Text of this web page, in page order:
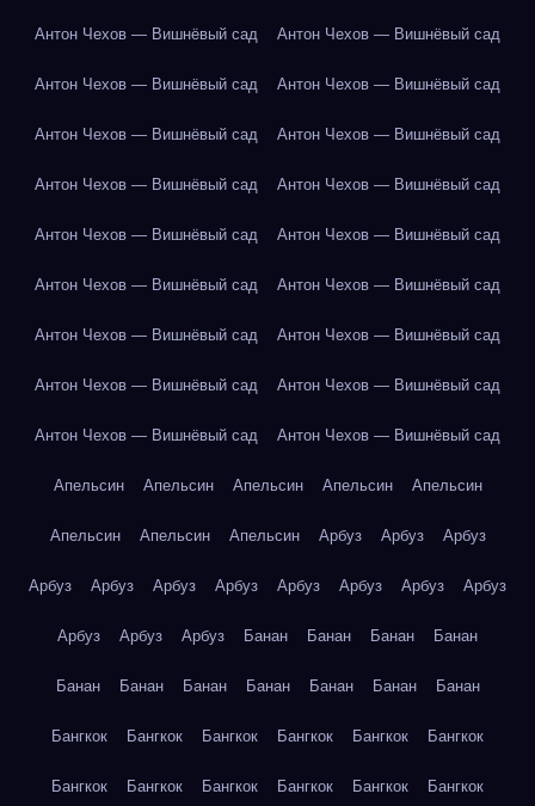
Антон Чехов — Вишнёвый сад Антон Чехов — Вишнёвый сад
Антон Чехов — Вишнёвый сад Антон Чехов — Вишнёвый сад
Антон Чехов — Вишнёвый сад Антон Чехов — Вишнёвый сад
Антон Чехов — Вишнёвый сад Антон Чехов — Вишнёвый сад
Антон Чехов — Вишнёвый сад Антон Чехов — Вишнёвый сад
Антон Чехов — Вишнёвый сад Антон Чехов — Вишнёвый сад
Антон Чехов — Вишнёвый сад Антон Чехов — Вишнёвый сад
Антон Чехов — Вишнёвый сад Антон Чехов — Вишнёвый сад
Антон Чехов — Вишнёвый сад Антон Чехов — Вишнёвый сад
Апельсин Апельсин Апельсин Апельсин Апельсин
Апельсин Апельсин Апельсин Арбуз Арбуз Арбуз
Арбуз Арбуз Арбуз Арбуз Арбуз Арбуз Арбуз Арбуз
Арбуз Арбуз Арбуз Банан Банан Банан Банан
Банан Банан Банан Банан Банан Банан Банан
Бангкок Бангкок Бангкок Бангкок Бангкок Бангкок
Бангкок Бангкок Бангкок Бангкок Бангкок Бангкок